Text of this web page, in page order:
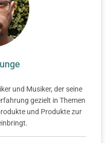
und Musiker, der seine
gezielt in Themen
und Produkte zur